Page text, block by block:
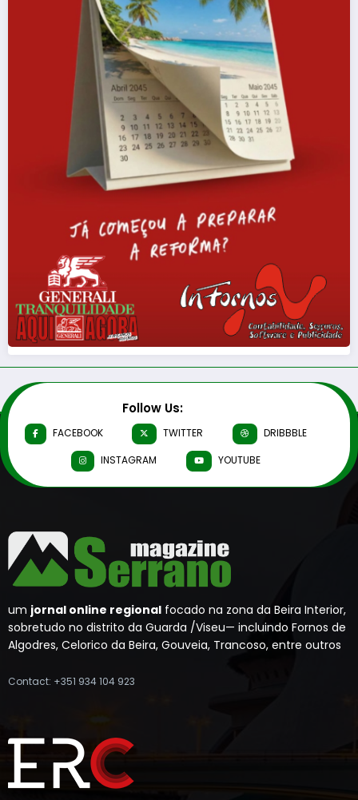
Follow Us:
FACEBOOK TWITTER
DRIBBBLE
INSTAGRAM
YOUTUBE
um jornal online regional focado na zona da Beira Interior,
sobretudo no distrito da Guarda /Viseu— incluindo Fornos de
Algodres, Celorico da Beira, Gouveia, Trancoso, entre outros
Contact: +351 934 104 923